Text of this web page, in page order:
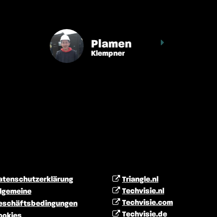
Plamen
Klempner
Triangle.nl
Techvisie.nl
Techvisie.com
Techvisie.de